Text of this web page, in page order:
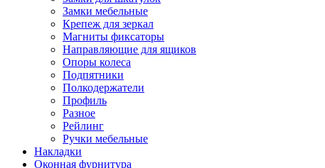
Замки мебельные
Крепеж для зеркал
Магниты фиксаторы
Направляющие для ящиков
Опоры колеса
Подпятники
Полкодержатели
Профиль
Разное
Рейлинг
Ручки мебельные
Накладки
Оконная фурнитура